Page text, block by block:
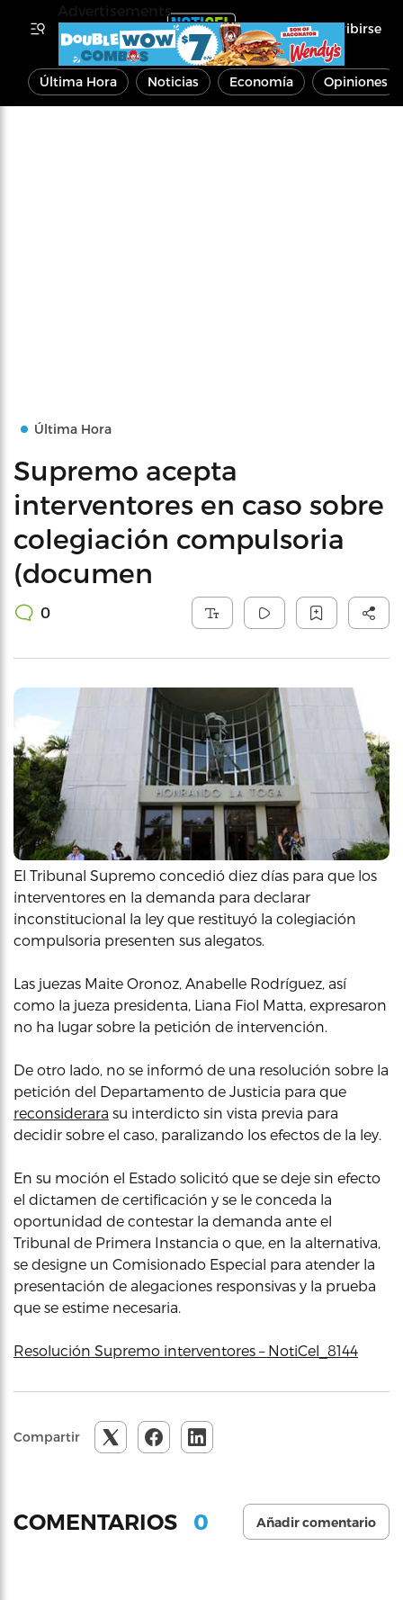
Inscribirse
Última Hora Noticias Economía Opiniones
Última Hora
Supremo acepta
interventores en caso sobre
colegiación compulsoria
(documen
0
El Tribunal Supremo concedió diez días para que los
interventores en la demanda para declarar
inconstitucional la ley que restituyó la colegiación
compulsoria presenten sus alegatos.
Las juezas Maite Oronoz, Anabelle Rodríguez, así
como la jueza presidenta, Liana Fiol Matta, expresaron
no ha lugar sobre la petición de intervención.
De otro lado, no se informó de una resolución sobre la
petición del Departamento de Justicia para que
reconsiderara su interdicto sin vista previa para
decidir sobre el caso, paralizando los efectos de la ley.
En su moción el Estado solicitó que se deje sin efecto
el dictamen de certificación y se le conceda la
oportunidad de contestar la demanda ante el
Tribunal de Primera Instancia o que, en la alternativa,
se designe un Comisionado Especial para atender la
presentación de alegaciones responsivas y la prueba
que se estime necesaria.
Resolución Supremo interventores – NotiCel_8144
Compartir
COMENTARIOS 0 Añadir comentario
Advertisements